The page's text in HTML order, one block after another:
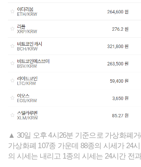
▲ 30일 오후 4시26분 기준으로 가상화폐
가상화폐 107종 가운데 88종의 시세가 24
의 시세는 내리고 1종의 시세는 24시간 전